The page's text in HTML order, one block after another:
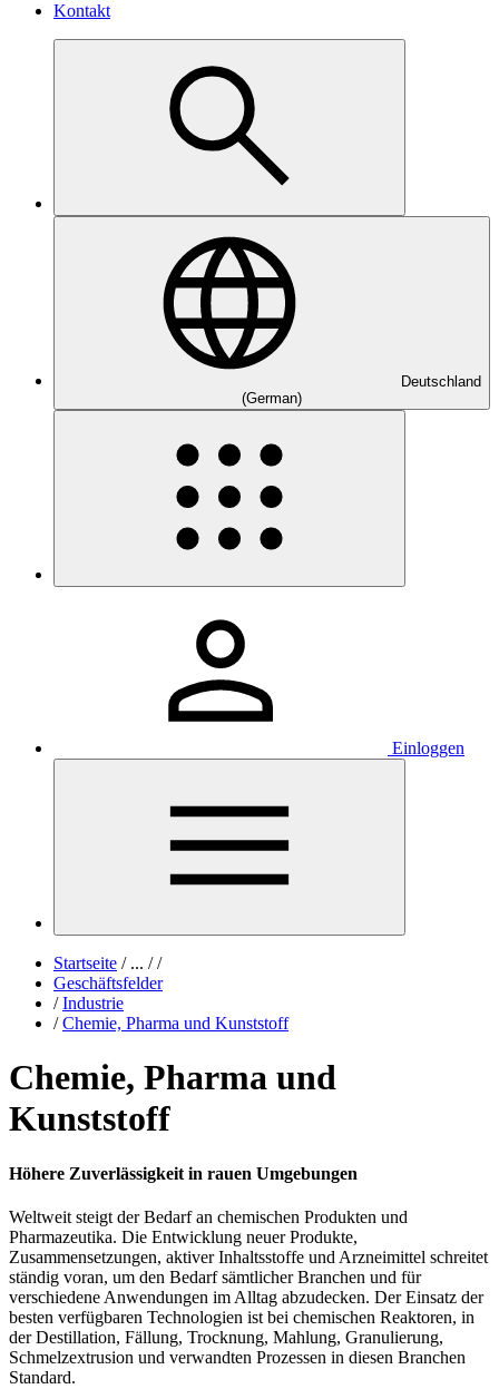
Kontakt
Deutschland
(German)
Einloggen
Startseite /... / /
Geschäftsfelder
/ Industrie
/ Chemie, Pharma und Kunststoff
Chemie, Pharma und
Kunststoff
Höhere Zuverlässigkeit in rauen Umgebungen
Weltweit steigt der Bedarf an chemischen Produkten und
Pharmazeutika. Die Entwicklung neuer Produkte,
Zusammensetzungen, aktiver Inhaltsstoffe und Arzneimittel schreitet
ständig voran, um den Bedarf sämtlicher Branchen und für
verschiedene Anwendungen im Alltag abzudecken. Der Einsatz der
besten verfügbaren Technologien ist bei chemischen Reaktoren, in
der Destillation, Fällung, Trocknung, Mahlung, Granulierung,
Schmelzextrusion und verwandten Prozessen in diesen Branchen
Standard.